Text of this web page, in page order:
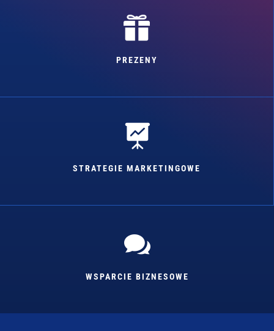

PREZENY

STRATEGIE MARKETINGOWE

WSPARCIE BIZNESOWE